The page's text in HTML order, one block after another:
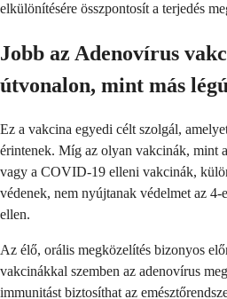
elkülönítésére összpontosít a terjedés
Jobb az Adenovírus
útvonalon, mint más
Ez a vakcina egyedi célt szolgál,
érintenek. Míg az olyan vakcinák, mint
vagy a COVID-19 elleni vakcinák,
védenek, nem nyújtanak védelmet az 4-
ellen.
Az élő, orális megközelítés bizonyos
vakcinákkal szemben az adenovírus
immunitást biztosíthat az